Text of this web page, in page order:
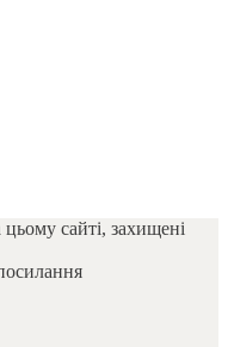
сайті, захищені